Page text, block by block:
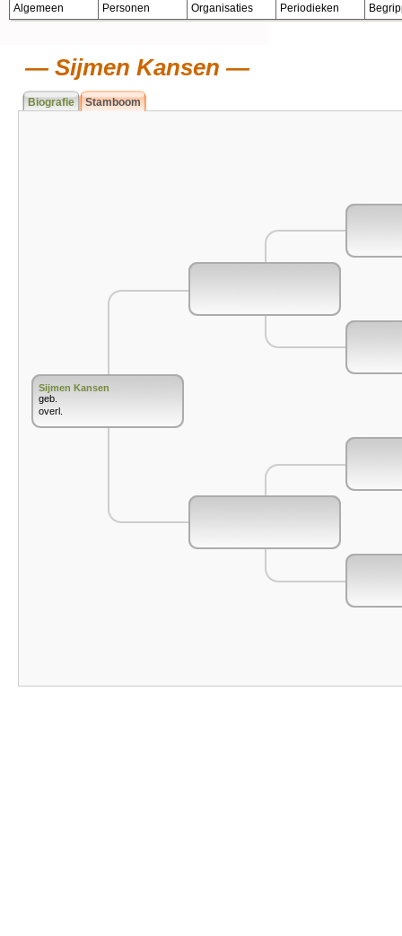
Algemeen Personen Organisaties Periodieken
Sijmen Kansen
Biografie Stamboom
Sijmen Kansen
geb.
overl.